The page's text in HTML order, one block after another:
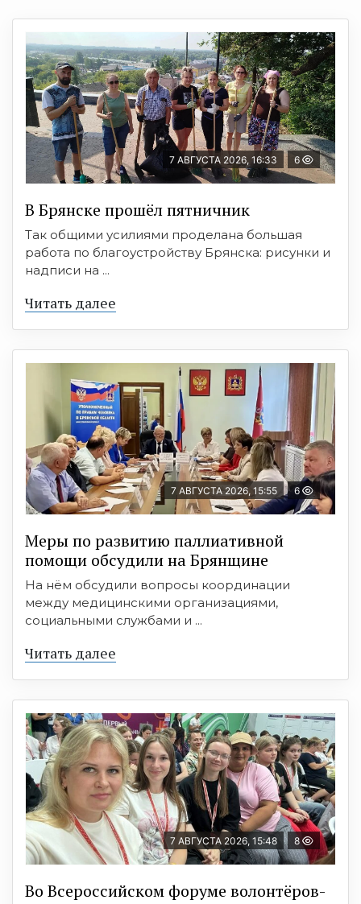
7 АВГУСТА 2026, 16:33 6
В Брянске прошёл пятничник
Так общими усилиями проделана большая
работа по благоустройству Брянска: рисунки и
надписи на ...
Читать далее
7 АВГУСТА 2026, 15:55 6
Меры по развитию паллиативной
помощи обсудили на Брянщине
На нём обсудили вопросы координации
между медицинскими организациями,
социальными службами и ...
Читать далее
7 АВГУСТА 2026, 15:48 8
Во Всероссийском форуме волонтёров-